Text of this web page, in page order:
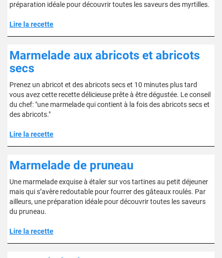
préparation idéale pour découvrir toutes les saveurs des myrtilles.
Lire la recette
Marmelade aux abricots et abricots
secs
Prenez un abricot et des abricots secs et 10 minutes plus tard
vous avez cette recette délicieuse prête à être dégustée. Le conseil
du chef: "une marmelade qui contient à la fois des abricots secs et
des abricots."
Lire la recette
Marmelade de pruneau
Une marmelade exquise à étaler sur vos tartines au petit déjeuner
mais qui s’avère redoutable pour fourrer des gâteaux roulés. Par
ailleurs, une préparation idéale pour découvrir toutes les saveurs
du pruneau.
Lire la recette